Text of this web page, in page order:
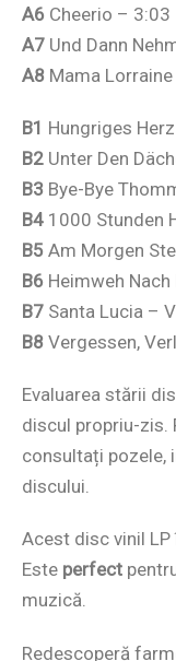
A6 Cheerio – 3:03
A7 Und Dann
A8 Mama
B1 Hungriges
B2 Unter Den
B3 Bye-Bye
B4 1000 Stunden
B5 Am Morgen
B6 Heimweh
B7 Santa Lucia –
B8 Vergessen,
Evaluarea stării
discul propriu-zis.
consultați pozele,
discului.
Acest disc vinil
Este perfect
muzică.
Redescoperă